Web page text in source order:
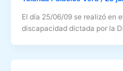
El día 25/06/09 se realizó en
discapacidad dictada por la